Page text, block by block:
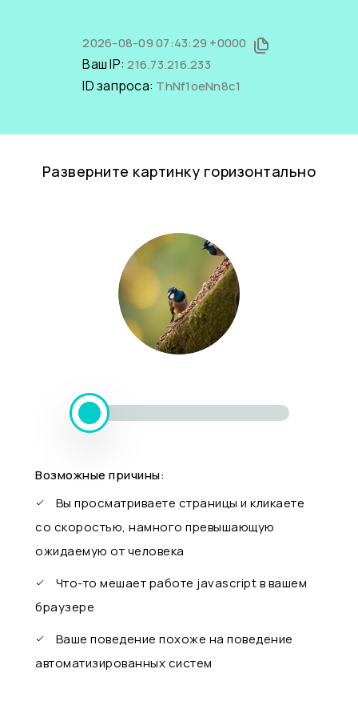
2026-08-09 07:43:29 +0000
Ваш IP:216.73.216.233
ID запроса: ThNf1oeNn8c1
Разверните картинку горизонтально
Возможные причины:
Вы просматриваете страницы и кликаете
со скоростью, намного превышающую
ожидаемую от человека
Что-то мешает работе javascript в вашем
браузере
Ваше поведение похоже на поведение
автоматизированных систем